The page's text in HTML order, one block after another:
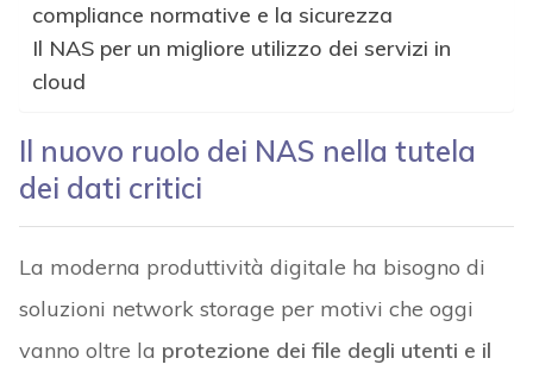
compliance normative e la sicurezza
Il NAS per un migliore utilizzo dei servizi in
cloud
Il nuovo ruolo dei NAS nella tutela
dei dati critici
La moderna produttività digitale ha bisogno di
soluzioni network storage per motivi che oggi
vanno oltre la protezione dei file degli utenti e il